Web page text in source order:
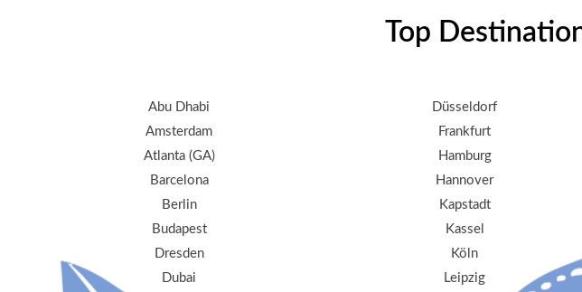
Top
Abu Dhabi
Amsterdam
Atlanta (GA)
Barcelona
Berlin
Budapest
Dresden
Dubai
Düsseldorf
Frankfurt
Hamburg
Hannover
Kapstadt
Kassel
Köln
Leipzig